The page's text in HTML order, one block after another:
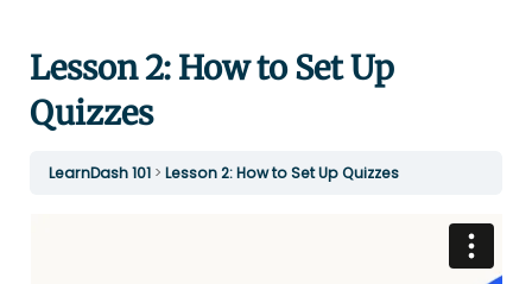
Lesson 2: How to Set Up
Quizzes
LearnDash 101 Lesson 2: How to Set Up Quizzes